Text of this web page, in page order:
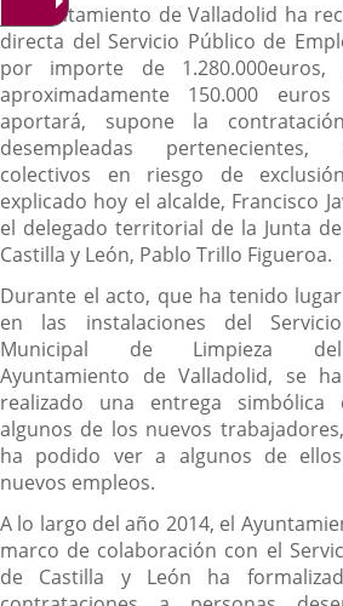
El Ayuntamiento de Valladolid ha
directa del Servicio Público de
por importe de
aproximadamente 150.000
aportará, supone la
desempleadas
colectivos en riesgo de
explicado hoy el alcalde, Francisco
el delegado territorial de la Junta de
Castilla y León, Pablo Trillo Figueroa.
Durante el acto, que ha tenido lugar
en las instalaciones del Servicio
Municipal de Limpieza del
Ayuntamiento de Valladolid, se ha
realizado una entrega
algunos de los nuevos
ha podido ver a algunos de
nuevos empleos.
A lo largo del año 2014, el
marco de colaboración con el
de Castilla y León ha